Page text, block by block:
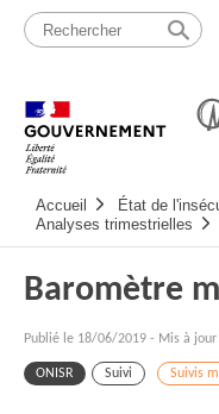
Passer
contenu
principale
Accueil État de
Analyses trimestrielles
Baromètre
Publié le 18/06/2019 - Mis à
ONISR Suivi Suivis